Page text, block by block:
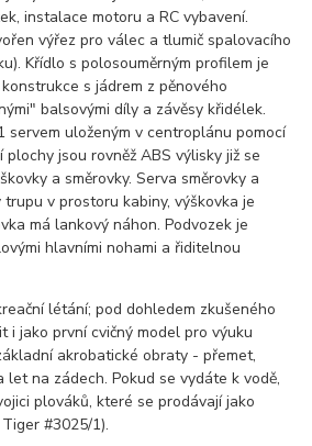
instalace motoru a RC vybavení.
výřez pro válec a tlumič spalovacího
Křídlo s polosouměrným profilem je
s jádrem z pěnového
balsovými díly a závěsy křidélek.
servem uloženým v centroplánu pomocí
jsou rovněž ABS výlisky již se
a směrovky. Serva směrovky a
v prostoru kabiny, výškovka je
má lankový náhon. Podvozek je
hlavními nohami a řiditelnou
létání; pod dohledem zkušeného
i jako první cvičný model pro výuku
akrobatické obraty - přemet,
let na zádech. Pokud se vydáte k vodě,
plováků, které se prodávají jako
#3025/1).